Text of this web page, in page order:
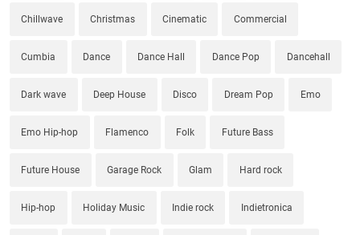
Chillwave Christmas Cinematic Commercial
Cumbia Dance Dance Hall Dance Pop Dancehall
Dark wave Deep House Disco Dream Pop Emo
Emo Hip-hop Flamenco Folk Future Bass
Future House Garage Rock Glam Hard rock
Hip-hop Holiday Music Indie rock Indietronica